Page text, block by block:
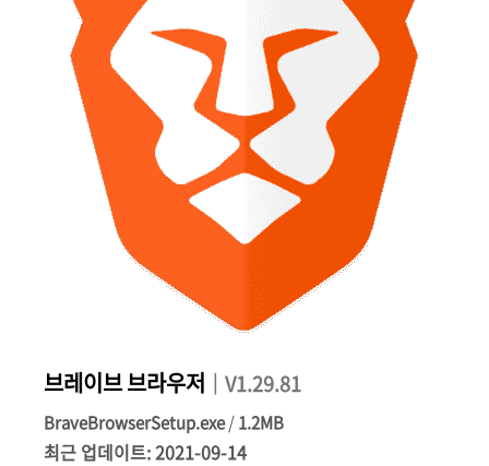
브레이브 브라우저 ｜V1.29.81
BraveBrowserSetup.exe/1.2MB
최근 업데이트: 2021-09-14